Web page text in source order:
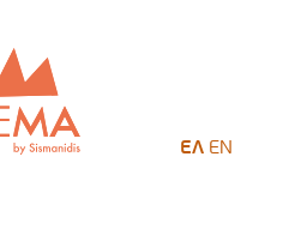
ΕΛ EN